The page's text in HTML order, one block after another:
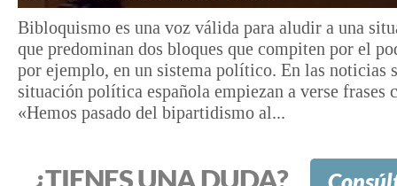
Bibloquismo es una voz válida para aludir a una
que predominan dos bloques que compiten por el
por ejemplo, en un sistema político. En las noticias
situación política española empiezan a verse frases
«Hemos pasado del bipartidismo al...
¿TIENES UNA DUDA?